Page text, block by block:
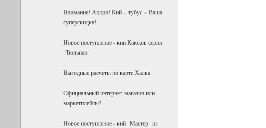
Внимание! Акция! Кий + тубус = Ваша
суперскидка!
Новое поступление - кии Каюков серии
"Тюльпан"
Выгодные расчеты по карте Халва
Официальный интернет-магазин или
маркетплейсы?
Новое поступление - кий "Мастер" из